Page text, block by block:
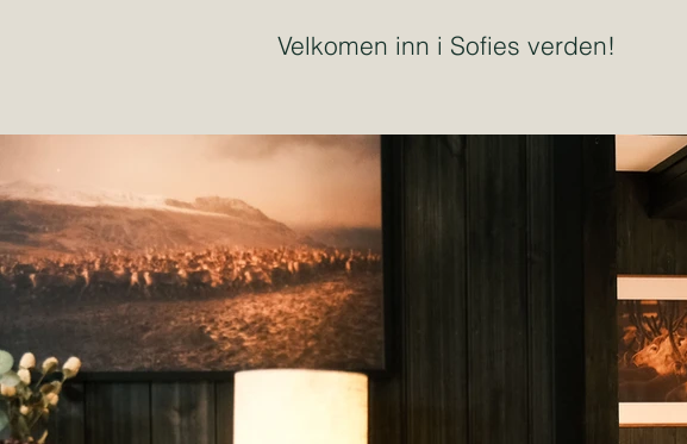
Velkomen inn i Sofies verden!